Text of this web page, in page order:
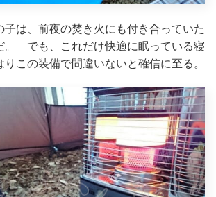
は、前夜の焚き火にも付き合っていた
。 でも、これだけ快適に眠っている寝
この装備で間違いないと確信に至る。